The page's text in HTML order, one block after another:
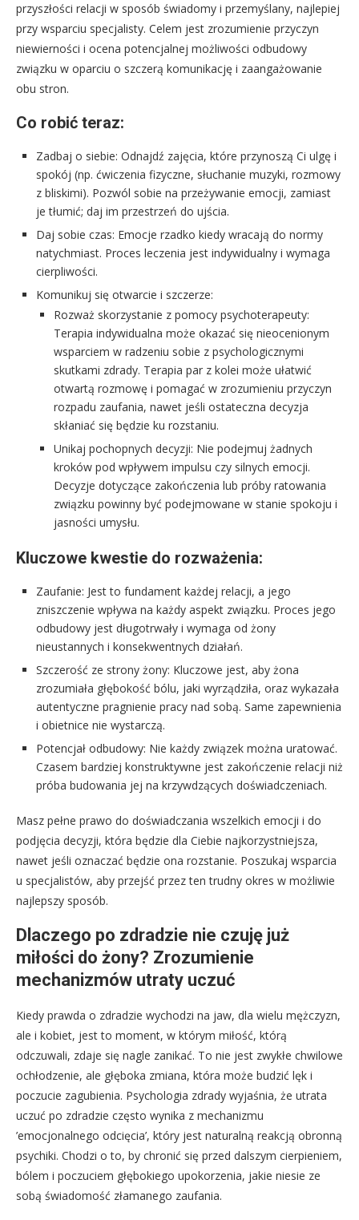
przyszłości relacji w sposób świadomy i przemyślany, najlepiej
przy wsparciu specjalisty. Celem jest zrozumienie przyczyn
niewierności i ocena potencjalnej możliwości odbudowy
związku w oparciu o szczerą komunikację i zaangażowanie
obu stron.
Co robić teraz:
Zadbaj o siebie: Odnajdź zajęcia, które przynoszą Ci ulgę i
spokój (np. ćwiczenia fizyczne, słuchanie muzyki, rozmowy
z bliskimi). Pozwól sobie na przeżywanie emocji, zamiast
je tłumić; daj im przestrzeń do ujścia.
Daj sobie czas: Emocje rzadko kiedy wracają do normy
natychmiast. Proces leczenia jest indywidualny i wymaga
cierpliwości.
Komunikuj się otwarcie i szczerze:
Rozważ skorzystanie z pomocy psychoterapeuty:
Terapia indywidualna może okazać się nieocenionym
wsparciem w radzeniu sobie z psychologicznymi
skutkami zdrady. Terapia par z kolei może ułatwić
otwartą rozmowę i pomagać w zrozumieniu przyczyn
rozpadu zaufania, nawet jeśli ostateczna decyzja
skłaniać się będzie ku rozstaniu.
Unikaj pochopnych decyzji: Nie podejmuj żadnych
kroków pod wpływem impulsu czy silnych emocji.
Decyzje dotyczące zakończenia lub próby ratowania
związku powinny być podejmowane w stanie spokoju i
jasności umysłu.
Kluczowe kwestie do rozważenia:
Zaufanie: Jest to fundament każdej relacji, a jego
zniszczenie wpływa na każdy aspekt związku. Proces jego
odbudowy jest długotrwały i wymaga od żony
nieustannych i konsekwentnych działań.
Szczerość ze strony żony: Kluczowe jest, aby żona
zrozumiała głębokość bólu, jaki wyrządziła, oraz wykazała
autentyczne pragnienie pracy nad sobą. Same zapewnienia
i obietnice nie wystarczą.
Potencjał odbudowy: Nie każdy związek można uratować.
Czasem bardziej konstruktywne jest zakończenie relacji niż
próba budowania jej na krzywdzących doświadczeniach.
Masz pełne prawo do doświadczania wszelkich emocji i do
podjęcia decyzji, która będzie dla Ciebie najkorzystniejsza,
nawet jeśli oznaczać będzie ona rozstanie. Poszukaj wsparcia
u specjalistów, aby przejść przez ten trudny okres w możliwie
najlepszy sposób.
Dlaczego po zdradzie nie czuję już
miłości do żony? Zrozumienie
mechanizmów utraty uczuć
Kiedy prawda o zdradzie wychodzi na jaw, dla wielu mężczyzn,
ale i kobiet, jest to moment, w którym miłość, którą
odczuwali, zdaje się nagle zanikać. To nie jest zwykłe chwilowe
ochłodzenie, ale głęboka zmiana, która może budzić lęk i
poczucie zagubienia. Psychologia zdrady wyjaśnia, że utrata
uczuć po zdradzie często wynika z mechanizmu
’emocjonalnego odcięcia’, który jest naturalną reakcją obronną
psychiki. Chodzi o to, by chronić się przed dalszym cierpieniem,
bólem i poczuciem głębokiego upokorzenia, jakie niesie ze
sobą świadomość złamanego zaufania.